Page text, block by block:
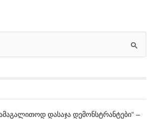
დასაჯა დემონსტრანტები“ –